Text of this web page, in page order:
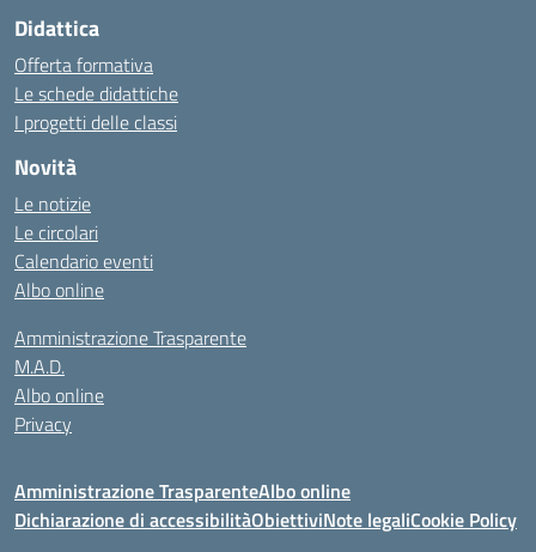
Didattica
Offerta formativa
Le schede didattiche
I progetti delle classi
Novità
Le notizie
Le circolari
Calendario eventi
Albo online
Amministrazione Trasparente
M.A.D.
Albo online
Privacy
Amministrazione TrasparenteAlbo online
Dichiarazione di accessibilitàObiettiviNote legaliCookie Policy